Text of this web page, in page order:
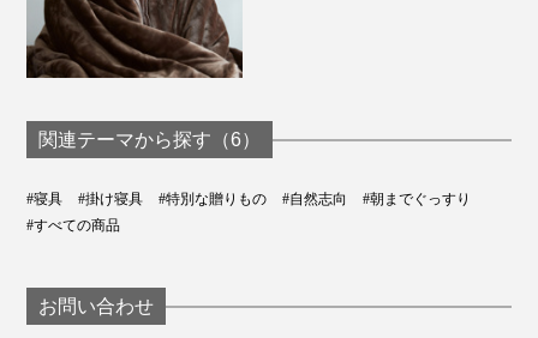
関連テーマから探す（6）
#寝具 #掛け寝具 #特別な贈りもの #自然志向
#朝までぐっすり
#すべての商品
お問い合わせ